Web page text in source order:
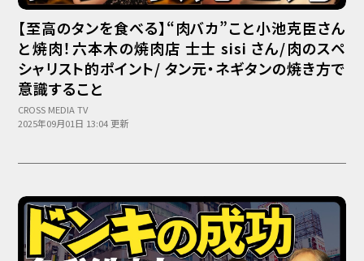
【至高のタンを食べる】“肉バカ”こと小池克臣さん
と焼肉！六本木の焼肉店 士士 sisi さん/肉のスペ
シャリスト的ポイント/ タン元・ネギタンの焼き方で
意識すること
CROSS MEDIA TV
2025年09月01日 13:04 更新